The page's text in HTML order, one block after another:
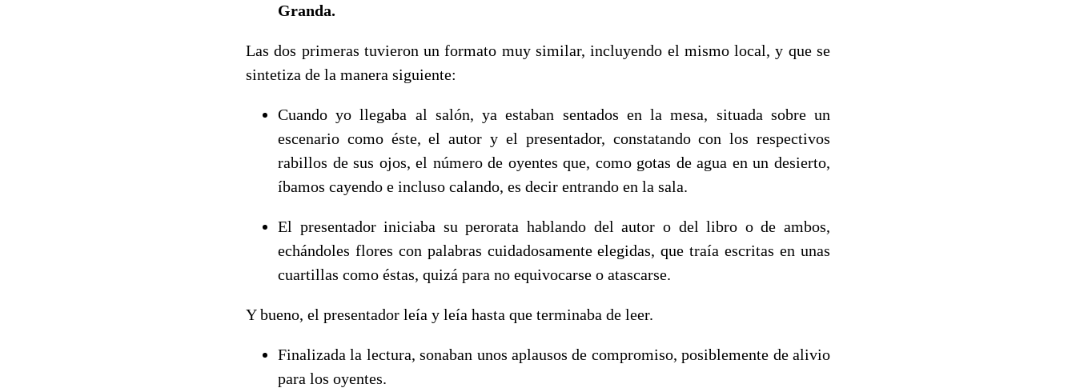
Granda.
Las dos primeras tuvieron un formato muy similar, incluyendo el mismo local, y que se
sintetiza de la manera siguiente:
Cuando yo llegaba al salón, ya estaban sentados en la mesa, situada sobre un
escenario como éste, el autor y el presentador, constatando con los respectivos
rabillos de sus ojos, el número de oyentes que, como gotas de agua en un desierto,
íbamos cayendo e incluso calando, es decir entrando en la sala.
El presentador iniciaba su perorata hablando del autor o del libro o de ambos,
echándoles flores con palabras cuidadosamente elegidas, que traía escritas en unas
cuartillas como éstas, quizá para no equivocarse o atascarse.
Y bueno, el presentador leía y leía hasta que terminaba de leer.
Finalizada la lectura, sonaban unos aplausos de compromiso, posiblemente de alivio
para los oyentes.